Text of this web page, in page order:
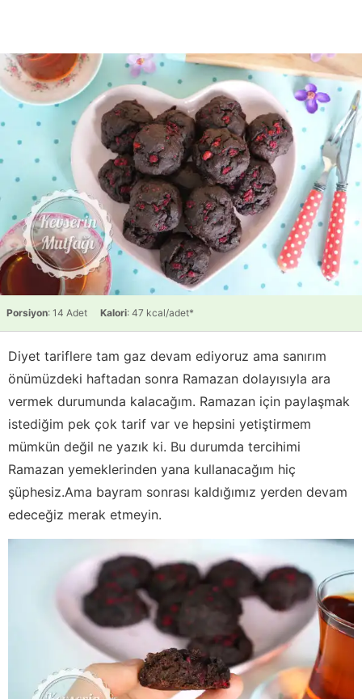
Porsiyon: 14 Adet Kalori: 47 kcal/adet*
Diyet tariflere tam gaz devam ediyoruz ama sanırım
önümüzdeki haftadan sonra Ramazan dolayısıyla ara
vermek durumunda kalacağım. Ramazan için paylaşmak
istediğim pek çok tarif var ve hepsini yetiştirmem
mümkün değil ne yazık ki. Bu durumda tercihimi
Ramazan yemeklerinden yana kullanacağım hiç
şüphesiz.Ama bayram sonrası kaldığımız yerden devam
edeceğiz merak etmeyin.